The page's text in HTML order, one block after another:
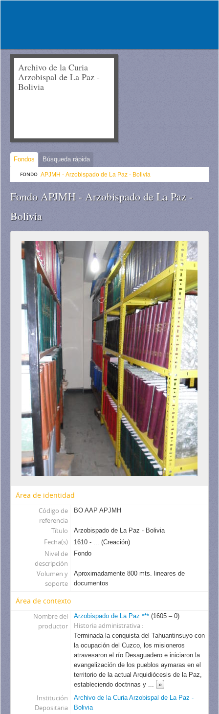
Archivo de la Curia
Arzobispal de La Paz -
Bolivia
Fondos Búsqueda rápida
FONDO APJMH - Arzobispado de La Paz - Bolivia
Fondo APJMH - Arzobispado de La Paz -
Bolivia
Área de identidad
Código de
referencia
BO AAP APJMH
Título Arzobispado de La Paz - Bolivia
Fecha(s) 1610 - ... (Creación)
Nivel de
descripción
Fondo
Volumen y
soporte
Aproximadamente 800 mts. lineares de
documentos
Área de contexto
Nombre del
productor
Arzobispado de La Paz *** (1605 – 0)
Historia administrativa
Terminada la conquista del Tahuantinsuyo con
la ocupación del Cuzco, los misioneros
atravesaron el río Desaguadero e iniciaron la
evangelización de los pueblos aymaras en el
territorio de la actual Arquidiócesis de la Paz,
estableciendo doctrinas y ... »
Institución
Depositaria
Archivo de la Curia Arzobispal de La Paz -
Bolivia